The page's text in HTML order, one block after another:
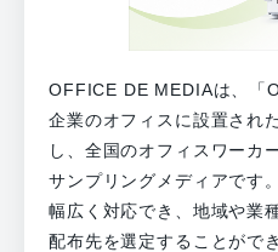
OFFICE DE MEDIAは、「
企業のオフィスに設置され
し、全国のオフィスワーカ
サンプリングメディアです
幅広く対応でき、地域や業
配布先を選定することがで